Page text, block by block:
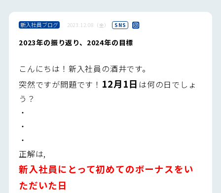
新入社員ブログ 2023.12.08（金） SNS
2023年の振り返り、2024年の目標
こんにちは！新入社員の酒井です。
突然ですが問題です！ 12月1日 は何の日でしょ
う？
・
・
・
正解は,
新入社員にとって初めてのボーナスをい
ただいた日